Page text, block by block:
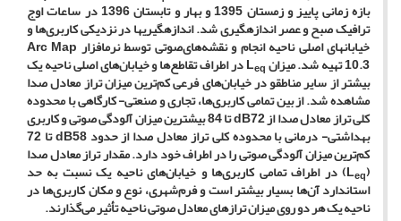
بازه زمانی پاییز و زمستان 1395 و بهار و تابستان 1396 در ساعات اوج
ترافیک صبح و عصر اندازه­گیری شد. اندازه­گیری­ها در نزدیکی کاربری‌ها و
خیابان­های اصلی ناحیه انجام و نقشه‌های‌صوتی توسط نرم­افزار Arc Map
10.3تهیهشد. میزان Leq در اطراف تقاطع‌ها و خیابان‌های اصلی ناحیه یک
بیشتر از سایر مناطقو در خیابان‌های فرعی کم‌ترین میزان تراز معادل صدا
مشاهده شد. از بین تمامی کاربری‌ها، تجاری و صنعتی- کارگاهی با محدوده
کلی تراز معادل صدا از dB 72 تا 84 بیشترین میزان آلودگی‌ صوتی و کاربری‌
بهداشتی- درمانی با محدوده کلی تراز معادل صدا از حدود dB 58 تا 72
کم‌ترین میزان آلودگی ‌صوتی را در اطراف خود دارد. مقدار تراز معادل صدا
(
Leq ) در اطراف تمامی کاربری‌ها و خیابان‌های ناحیه یک نسبت به حد
استاندارد آن‌ها بسیار بیشتر است و فرم‌شهری، نوع و مکان کاربری‌ها در
ناحیه یک هر دو روی میزان ترازهای معادل صوتی ناحیه تأثیر‌ می‌گذارند.